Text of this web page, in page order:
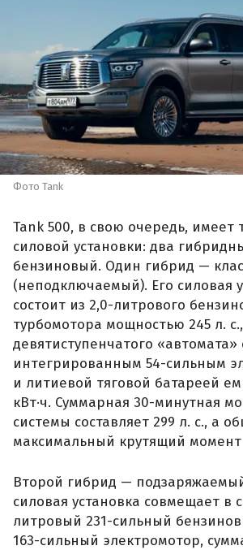
Фото Tank
Tank 500, в свою очередь, имеет
силовой установки: два
бензиновый. Один гибрид —
(неподключаемый). Его силовая
состоит из 2,0-литрового
турбомотора мощностью 245 л. с.,
девятиступенчатого «автомата»
интегрированным 54-сильным
и литиевой тяговой батареей
кВт·ч. Суммарная 30-минутная
системы составляет 299 л. с., а
максимальный крутящий момент
Второй гибрид — подзаряжаемый
силовая установка совмещает в
литровый 231-сильный
163-сильный электромотор,